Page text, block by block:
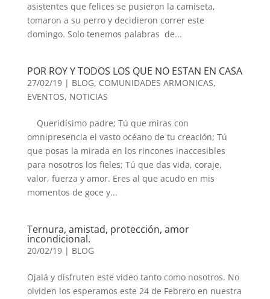
asistentes que felices se pusieron la camiseta,
tomaron a su perro y decidieron correr este
domingo. Solo tenemos palabras de...
POR ROY Y TODOS LOS QUE NO ESTAN EN CASA
27/02/19| BLOG, COMUNIDADES ARMONICAS,
EVENTOS, NOTICIAS
Queridísimo padre; Tú que miras con
omnipresencia el vasto océano de tu creación; Tú
que posas la mirada en los rincones inaccesibles
para nosotros los fieles; Tú que das vida, coraje,
valor, fuerza y amor. Eres al que acudo en mis
momentos de goce y...
Ternura, amistad, protección, amor
incondicional.
20/02/19| BLOG
Ojalá y disfruten este video tanto como nosotros. No
olviden los esperamos este 24 de Febrero en nuestra